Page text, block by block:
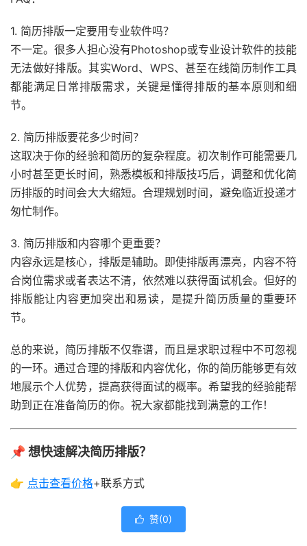
1. 简历排版一定要用专业软件吗？
不一定。很多人担心没有Photoshop或专业设计软件的技能
无法做好排版。其实Word、WPS、甚至在线简历制作工具
都能满足日常排版需求，关键是懂得排版的基本原则和细
节。
2. 简历排版要花多少时间？
这取决于你的经验和简历的复杂程度。初次制作可能需要几
小时甚至更长时间，熟悉模板和排版技巧后，调整和优化简
历排版的时间会大大缩短。合理规划时间，避免临近投递才
匆忙制作。
3. 简历排版和内容哪个更重要？
内容永远是核心，排版是辅助。即使排版再漂亮，内容不符
合岗位需求或者表达不清，依然难以获得面试机会。但好的
排版能让内容更加突出和易读，是提升简历质量的重要环
节。
总的来说，简历排版不仅靠谱，而且是求职过程中不可忽视
的一环。通过合理的排版和内容优化，你的简历能够更有效
地展示个人优势，提高获得面试的概率。希望我的经验能帮
助到正在准备简历的你。祝大家都能找到满意的工作！
📌 想快速解决简历排版？
👉 点击查看价格+联系方式
 赞(0)